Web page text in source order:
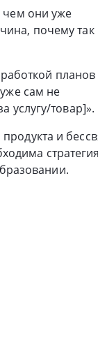
чем они уже
почему так
планов
сам не
услугу/товар]».
и